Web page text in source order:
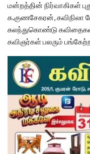
மன்றத்தின் நிர்வாகிகள்
க.குணசேகரன்,
கலந்துகொண்டு
கவிஞர்கள் பலரும்